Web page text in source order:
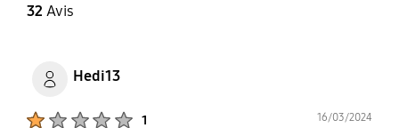
32 Avis
Hedi13
1 16/03/2024